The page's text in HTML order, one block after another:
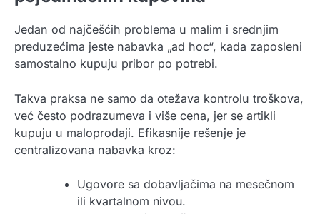
Jedan od najčešćih problema u malim i srednjim
preduzećima jeste nabavka „ad hoc“, kada zaposleni
samostalno kupuju pribor po potrebi.
Takva praksa ne samo da otežava kontrolu troškova,
već često podrazumeva i više cena, jer se artikli
kupuju u maloprodaji. Efikasnije rešenje je
centralizovana nabavka kroz:
Ugovore sa dobavljačima na mesečnom
ili kvartalnom nivou.